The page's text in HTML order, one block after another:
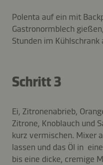
Polenta auf ein mit
Gastronormblech
Stunden im Kühlschrank
Schritt 3
Ei, Zitronenabrieb,
Zitrone, Knoblauch und
kurz vermischen. Mixer
lassen und das Öl in
bis eine dicke, cremige